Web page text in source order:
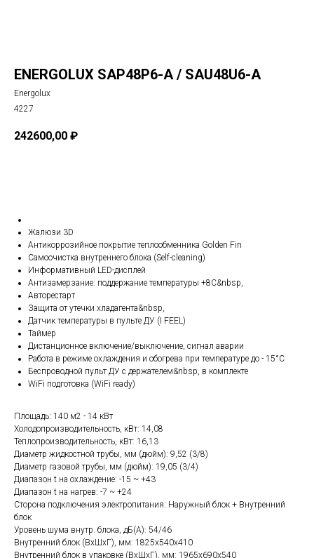
ENERGOLUX SAP48P6-A / SAU48U6-A
Energolux
4227
242600,00 ₽
Жалюзи 3D
Антикоррозийное покрытие теплообменника Golden Fin
Самоочистка внутреннего блока (Self-cleaning)
Информативный LED-дисплей
Антизамерзание: поддержание температуры +8С&nbsp,
Авторестарт
Защита от утечки хладагента&nbsp,
Датчик температуры в пульте ДУ (I FEEL)
Таймер
Дистанционное включение/выключение, сигнал аварии
Работа в режиме охлаждения и обогрева при температуре до - 15°C
Беспроводной пульт ДУ с держателем&nbsp, в комплекте
WiFi подготовка (WiFi ready)
Площадь: 140 м2 - 14 кВт
Холодопроизводительность, кВт: 14,08
Теплопроизводительность, кВт: 16,13
Диаметр жидкостной трубы, мм (дюйм): 9,52 (3/8)
Диаметр газовой трубы, мм (дюйм): 19,05 (3/4)
Диапазон t на охлаждение: -15 ~ +43
Диапазон t на нагрев: -7 ~ +24
Сторона подключения электропитания: Наружный блок + Внутренний
блок
Уровень шума внутр. блока, дБ(А): 54/46
Внутренний блок (ВхШхГ), мм: 1825х540x410
Внутренний блок в упаковке (ВхШхГ), мм: 1965x690x540